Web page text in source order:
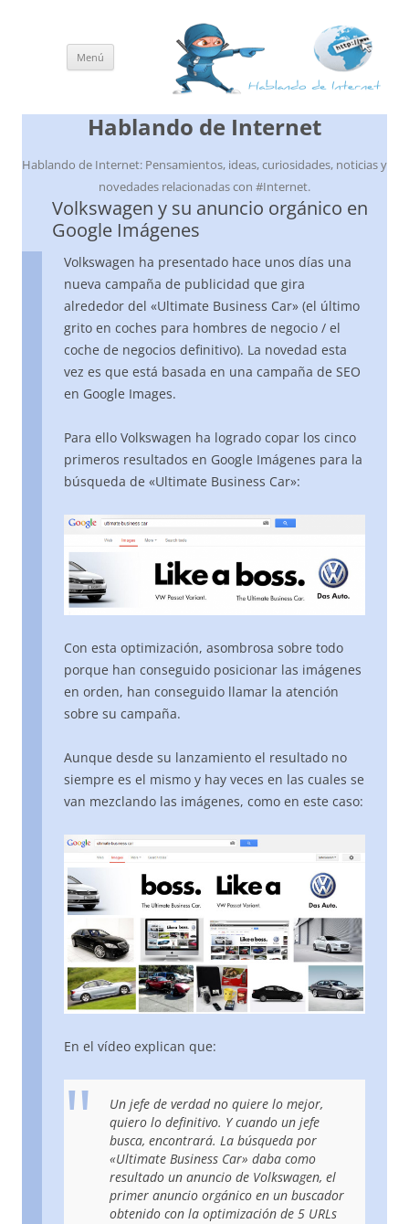
Hablando de Internet
Hablando de Internet: Pensamientos, ideas, curiosidades, noticias y
novedades relacionadas con #Internet.
Menú
Volkswagen y su anuncio orgánico en
Google Imágenes
Volkswagen ha presentado hace unos días una
nueva campaña de publicidad que gira
alrededor del «Ultimate Business Car» (el último
grito en coches para hombres de negocio / el
coche de negocios definitivo). La novedad esta
vez es que está basada en una campaña de SEO
en Google Images.
Para ello Volkswagen ha logrado copar los cinco
primeros resultados en Google Imágenes para la
búsqueda de «Ultimate Business Car»:
Con esta optimización, asombrosa sobre todo
porque han conseguido posicionar las imágenes
en orden, han conseguido llamar la atención
sobre su campaña.
Aunque desde su lanzamiento el resultado no
siempre es el mismo y hay veces en las cuales se
van mezclando las imágenes, como en este caso:
En el vídeo explican que:
Un jefe de verdad no quiere lo mejor,
quiero lo definitivo. Y cuando un jefe
busca, encontrará. La búsqueda por
«Ultimate Business Car» daba como
resultado un anuncio de Volkswagen, el
primer anuncio orgánico en un buscador
obtenido con la optimización de 5 URLs